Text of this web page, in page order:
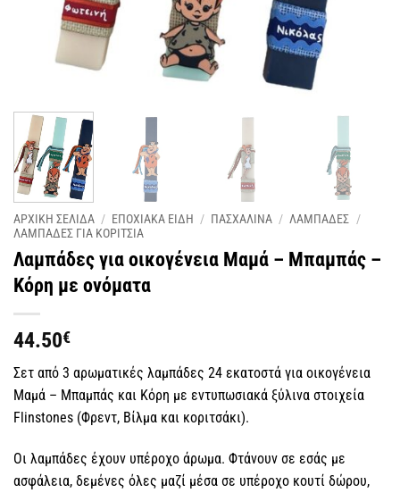
ΑΡΧΙΚΗ ΣΕΛΙΔΑ / ΕΠΟΧΙΑΚΑ ΕΙΔΗ / ΠΑΣΧΑΛΙΝΑ / ΛΑΜΠΑΔΕΣ /
ΛΑΜΠΑΔΕΣ ΓΙΑ ΚΟΡΙΤΣΙΑ
Λαμπάδες για οικογένεια Μαμά – Μπαμπάς –
Κόρη με ονόματα
44.50€
Σετ από 3 αρωματικές λαμπάδες 24 εκατοστά για οικογένεια
Μαμά – Μπαμπάς και Κόρη με εντυπωσιακά ξύλινα στοιχεία
Flinstones (Φρεντ, Βίλμα και κοριτσάκι).
Οι λαμπάδες έχουν υπέροχο άρωμα. Φτάνουν σε εσάς με
ασφάλεια, δεμένες όλες μαζί μέσα σε υπέροχο κουτί δώρου,